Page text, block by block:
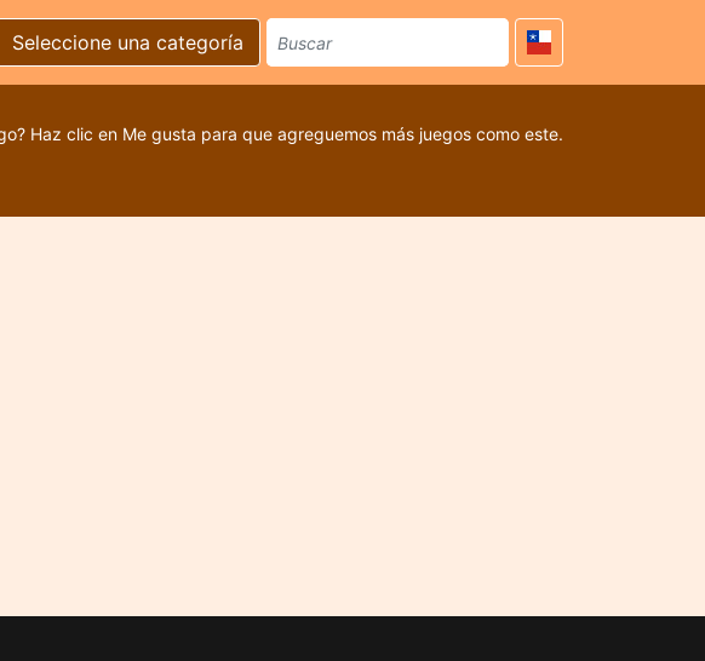
Seleccione una categoría
Haz clic en Me gusta para que agreguemos más juegos como este.